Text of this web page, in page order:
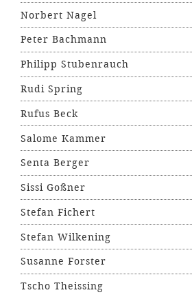
Norbert Nagel
Peter Bachmann
Philipp Stubenrauch
Rudi Spring
Rufus Beck
Salome Kammer
Senta Berger
Sissi Goßner
Stefan Fichert
Stefan Wilkening
Susanne Forster
Tscho Theissing